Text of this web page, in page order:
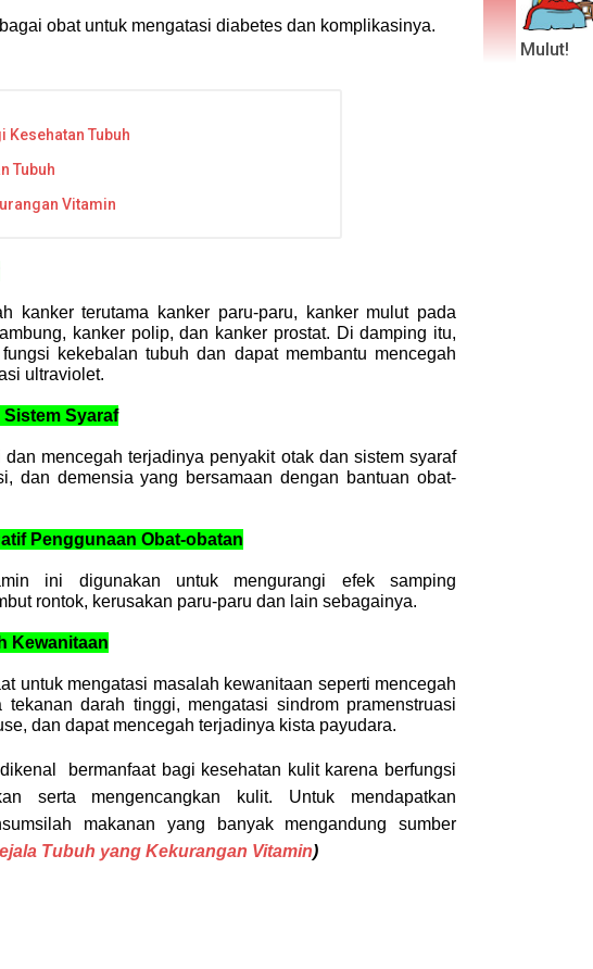
obat untuk mengatasi diabetes dan komplikasinya.
Kesehatan Tubuh
Tubuh
Vitamin
kanker terutama kanker paru-paru, kanker mulut pada
kanker polip, dan kanker prostat. Di damping itu,
kekebalan tubuh dan dapat membantu mencegah
ultraviolet.
Sistem Syaraf
mencegah terjadinya penyakit otak dan sistem syaraf
dan demensia yang bersamaan dengan bantuan obat-
Penggunaan Obat-obatan
ini digunakan untuk mengurangi efek samping
rontok, kerusakan paru-paru dan lain sebagainya.
Kewanitaan
untuk mengatasi masalah kewanitaan seperti mencegah
darah tinggi, mengatasi sindrom pramenstruasi
dan dapat mencegah terjadinya kista payudara.
bermanfaat bagi kesehatan kulit karena berfungsi
serta mengencangkan kulit. Untuk mendapatkan
makanan yang banyak mengandung sumber
Tubuh yang Kekurangan Vitamin)
Mulut!